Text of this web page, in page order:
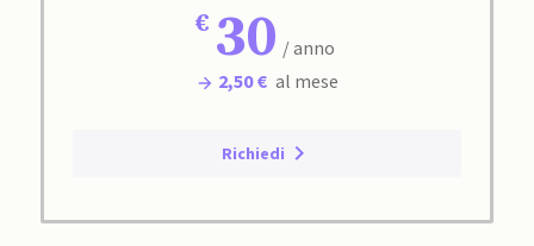
30 / anno
2,50 € al mese
Richiedi